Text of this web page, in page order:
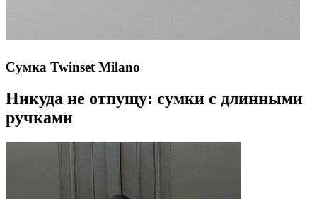
Сумка Twinset Milano
Никуда не отпущу: сумки с длинными
ручками